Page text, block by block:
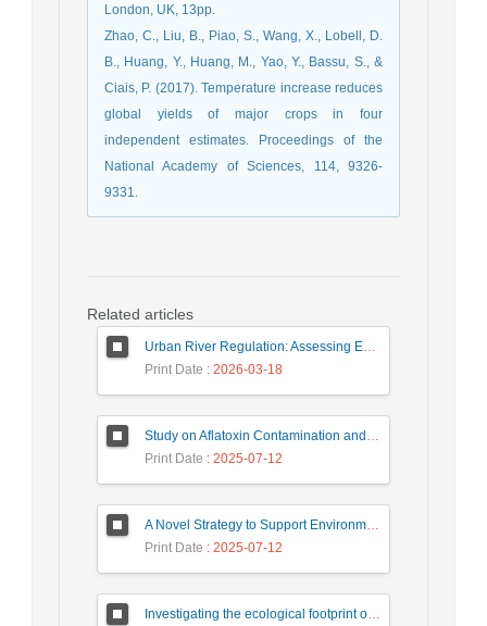
London, UK, 13pp.
Zhao, C., Liu, B., Piao, S., Wang, X., Lobell, D.
B., Huang, Y., Huang, M., Yao, Y., Bassu, S., &
Ciais, P. (2017). Temperature increase reduces
global yields of major crops in four
independent estimates. Proceedings of the
National Academy of Sciences, 114, 9326-
9331.
Related articles
Urban River Regulation: Assessing Environmental Impacts on Ecosystem Sustainability (Case Study: Gargroud River)
Print Date : 2026-03-18
Study on Aflatoxin Contamination and Determination of the Type and Level of Pesticide Residues in Pistachio Nuts
Print Date : 2025-07-12
A Novel Strategy to Support Environmental Protection Against Salmonella
Print Date : 2025-07-12
Investigating the ecological footprint of the paper production process based on the life cycle assessment approach (Case study: Persia Golestan Paper Factory)